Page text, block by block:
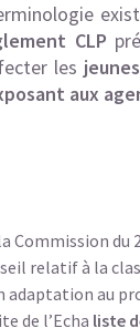
CLP
les
aux
Commission
relatif à la
adaptation au
de l’Echa liste